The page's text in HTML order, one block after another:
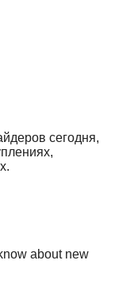
сегодня,
about new